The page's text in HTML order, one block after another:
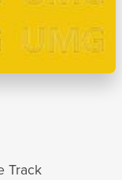
Track